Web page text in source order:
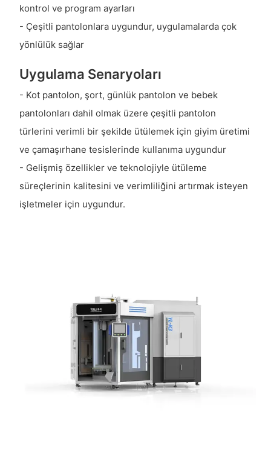
kontrol ve program ayarları
- Çeşitli pantolonlara uygundur, uygulamalarda çok
yönlülük sağlar
Uygulama Senaryoları
- Kot pantolon, şort, günlük pantolon ve bebek
pantolonları dahil olmak üzere çeşitli pantolon
türlerini verimli bir şekilde ütülemek için giyim üretimi
ve çamaşırhane tesislerinde kullanıma uygundur
- Gelişmiş özellikler ve teknolojiyle ütüleme
süreçlerinin kalitesini ve verimliliğini artırmak isteyen
işletmeler için uygundur.